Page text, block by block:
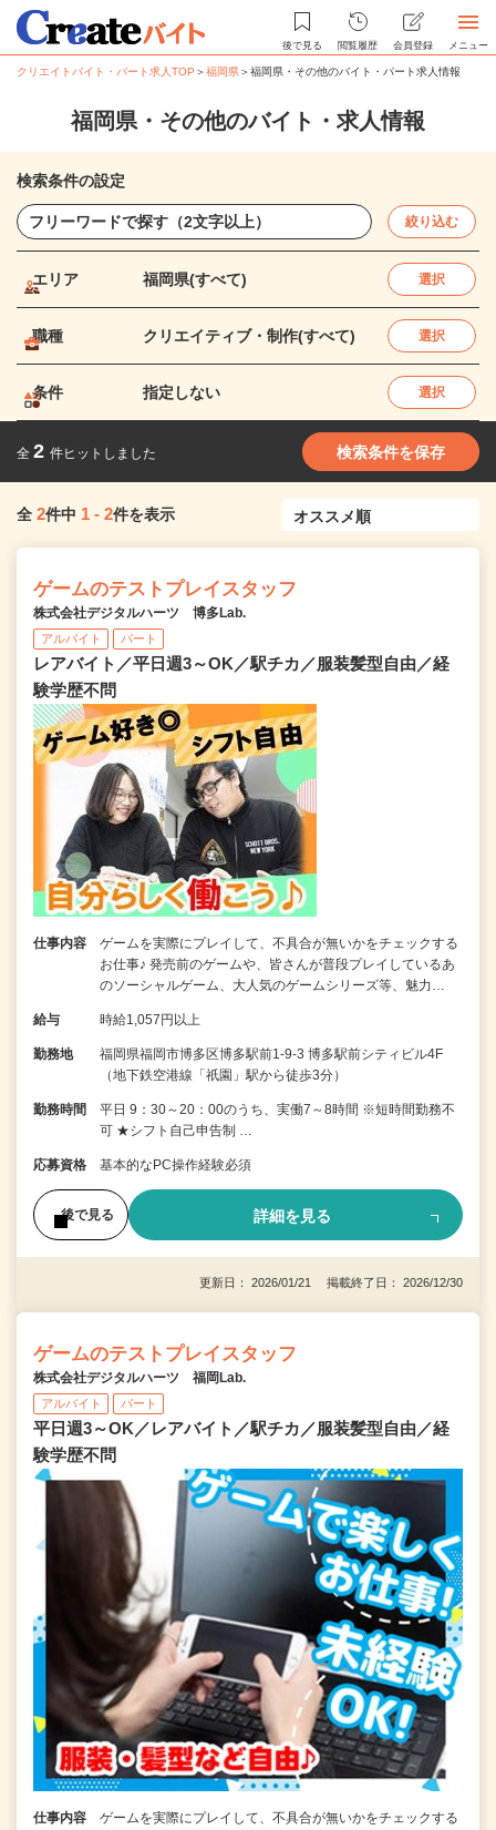
後で見る 閲覧履歴 会員登録 メニュー
クリエイトバイト・パート求人TOP ＞福岡県＞福岡県・その他のバイト・パート求人情報
福岡県・その他のバイト・求人情報
検索条件の設定
絞り込む
エリア 福岡県(すべて) 選択
職種 クリエイティブ・制作(すべて) 選択
条件 指定しない 選択
全 2 件ヒットしました 検索条件を保存
全 2件中 1 - 2件を表示
ゲームのテストプレイスタッフ
株式会社デジタルハーツ 博多Lab.
アルバイト パート
レアバイト／平日週3～OK／駅チカ／服装髪型自由／経
験学歴不問
仕事内容
ゲームを実際にプレイして、不具合が無いかをチェックする
お仕事♪ 発売前のゲームや、皆さんが普段プレイしているあ
のソーシャルゲーム、大人気のゲームシリーズ等、魅力…
給与 時給1,057円以上
勤務地
福岡県福岡市博多区博多駅前1-9-3 博多駅前シティビル4F
（地下鉄空港線「祇園」駅から徒歩3分）
勤務時間
平日 9：30～20：00のうち、実働7～8時間 ※短時間勤務不
可 ★シフト自己申告制 …
応募資格 基本的なPC操作経験必須
後で見る 詳細を見る
更新日： 2026/01/21 掲載終了日： 2026/12/30
ゲームのテストプレイスタッフ
株式会社デジタルハーツ 福岡Lab.
アルバイト パート
平日週3～OK／レアバイト／駅チカ／服装髪型自由／経
験学歴不問
仕事内容
ゲームを実際にプレイして、不具合が無いかをチェックする